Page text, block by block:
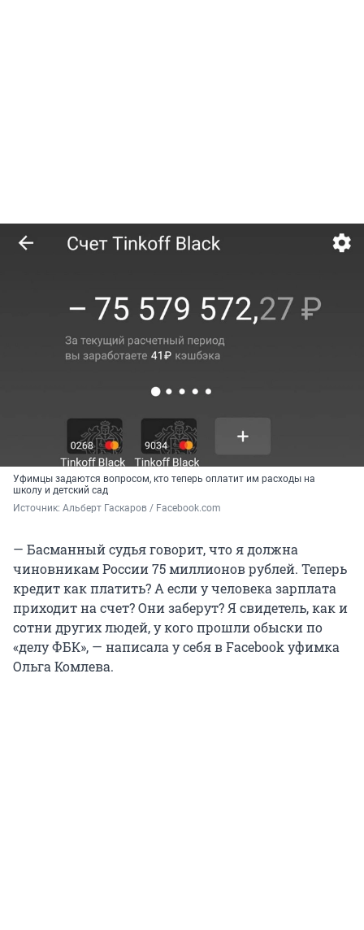
Уфимцы задаются вопросом, кто теперь оплатит им расходы на
школу и детский сад
Источник: Альберт Гаскаров / Facebook.com
— Басманный судья говорит, что я должна
чиновникам России 75 миллионов рублей. Теперь
кредит как платить? А если у человека зарплата
приходит на счет? Они заберут? Я свидетель, как и
сотни других людей, у кого прошли обыски по
«делу ФБК», — написала у себя в Facebook уфимка
Ольга Комлева.